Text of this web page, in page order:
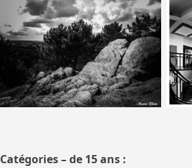
Catégories – de 15 ans :